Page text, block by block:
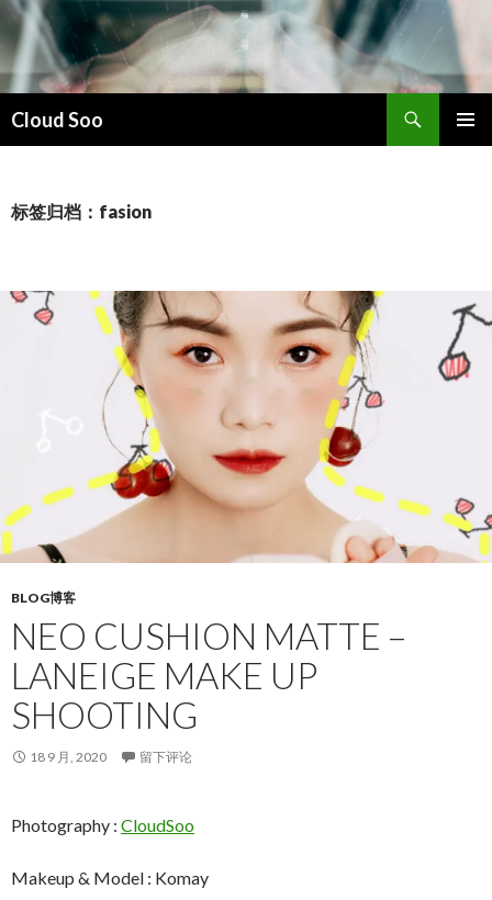
Cloud Soo
索
文
标签归档：fasion
BLOG博客
NEO CUSHION MATTE –
LANEIGE MAKE UP
SHOOTING
18 9 月, 2020 留下评论
Photography : CloudSoo
Makeup & Model : Komay